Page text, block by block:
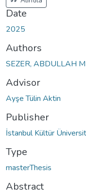
Date
2025
Authors
SEZER, ABDULLAH
Advisor
Ayşe Tülin Aktin
Publisher
İstanbul Kültür
Type
masterThesis
Abstract